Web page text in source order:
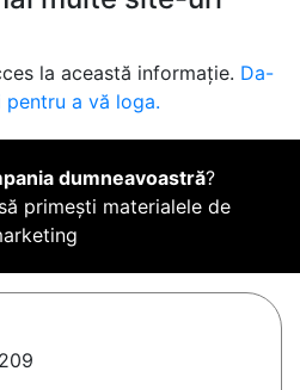
la această informație. Da-
a vă loga.
dumneavoastră?
primești materialele de